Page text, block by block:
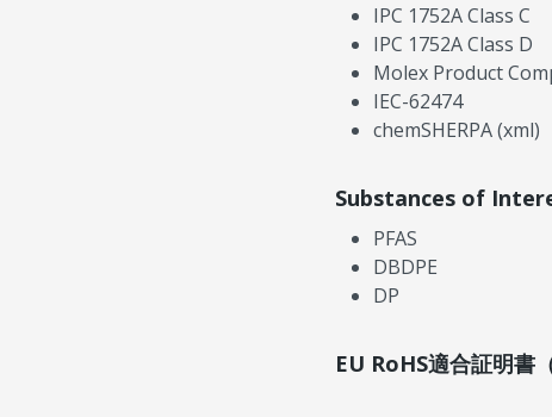
IPC 1752A Class C
IPC 1752A Class D
Molex Product
IEC-62474
chemSHERPA (xml)
Substances of
PFAS
DBDPE
DP
EU RoHS適合証明書